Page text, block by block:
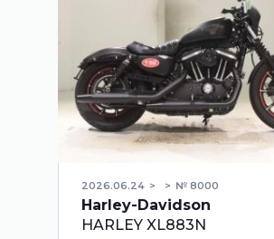
2026.06.24 № 8000
Harley-Davidson
HARLEY XL883N